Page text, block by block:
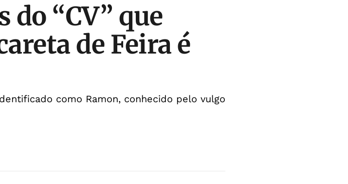
do “CV” que
de Feira é
como Ramon, conhecido pelo vulgo